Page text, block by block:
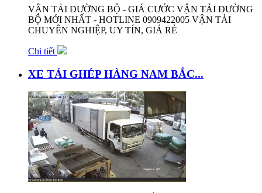
VẬN TẢI ĐƯỜNG BỘ - GIÁ CƯỚC VẬN TẢI ĐƯỜNG
BỘ MỚI NHẤT - HOTLINE 0909422005 VẬN TẢI
CHUYÊN NGHIỆP, UY TÍN, GIÁ RẺ
Chi tiết
XE TẢI GHÉP HÀNG NAM BẮC...